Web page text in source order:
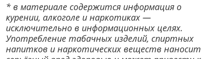
* в материале содержится информация о
курении, алкоголе и наркотиках —
исключительно в информационных целях.
Употребление табачных изделий, спиртных
напитков и наркотических веществ наносит